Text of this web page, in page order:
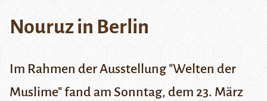
Nouruz in Berlin
Im Rahmen der Ausstellung "Welten der
Muslime" fand am Sonntag, dem 23. März